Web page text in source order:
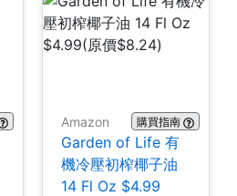
Amazon 購買指南
Garden of Life 有
機冷壓初榨椰子油
14 Fl Oz $4.99